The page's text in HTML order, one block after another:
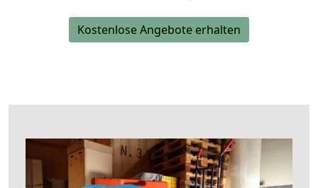
Kostenlose Angebote erhalten